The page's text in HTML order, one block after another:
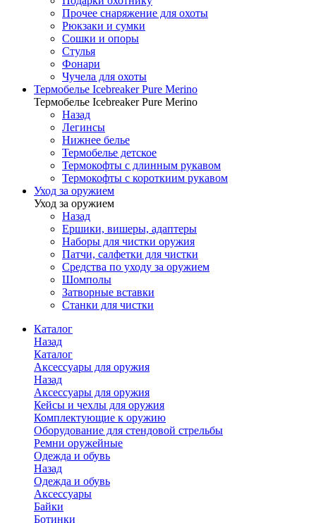
Прочее снаряжение для охоты
Рюкзаки и сумки
Сошки и опоры
Стулья
Фонари
Чучела для охоты
Термобелье Icebreaker Pure Merino
Термобелье Icebreaker Pure Merino
Назад
Легинсы
Нижнее белье
Термобелье детское
Термокофты с длинным рукавом
Термокофты с короткиим рукавом
Уход за оружием
Уход за оружием
Назад
Ершики, вишеры, адаптеры
Наборы для чистки оружия
Патчи, салфетки для чистки
Средства по уходу за оружием
Шомполы
Затворные вставки
Станки для чистки
Каталог
Назад
Каталог
Аксессуары для оружия
Назад
Аксессуары для оружия
Кейсы и чехлы для оружия
Комплектующие к оружию
Оборудование для стендовой стрельбы
Ремни оружейные
Одежда и обувь
Назад
Одежда и обувь
Аксессуары
Байки
Ботинки